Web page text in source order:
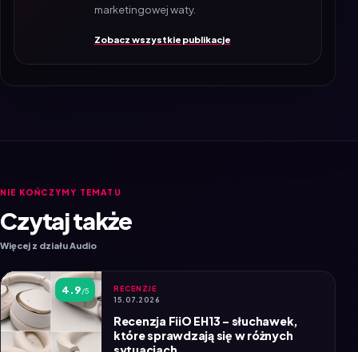
marketingowej waty.
Zobacz wszystkie publikacje
NIE KOŃCZYMY TEMATU
Czytaj także
Więcej z działu Audio
4.9/5
RECENZJE
15.07.2026
Recenzja FiiO EH13 – słuchawek,
które sprawdzają się w różnych